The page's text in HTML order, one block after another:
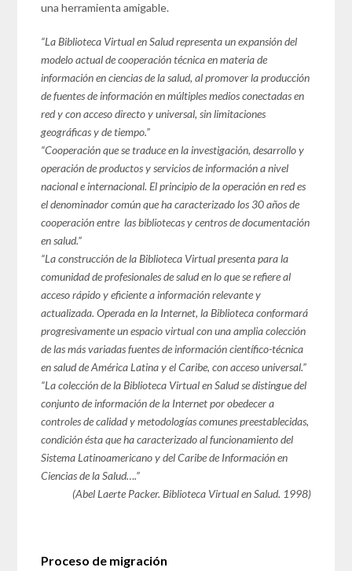
una herramienta amigable.
“La Biblioteca Virtual en Salud representa un expansión del
modelo actual de cooperación técnica en materia de
información en ciencias de la salud, al promover la producción
de fuentes de información en múltiples medios conectadas en
red y con acceso directo y universal, sin limitaciones
geográficas y de tiempo.”
“Cooperación que se traduce en la investigación, desarrollo y
operación de productos y servicios de información a nivel
nacional e internacional. El principio de la operación en red es
el denominador común que ha caracterizado los 30 años de
cooperación entre las bibliotecas y centros de documentación
en salud.”
“La construcción de la Biblioteca Virtual presenta para la
comunidad de profesionales de salud en lo que se refiere al
acceso rápido y eficiente a información relevante y
actualizada. Operada en la Internet, la Biblioteca conformará
progresivamente un espacio virtual con una amplia colección
de las más variadas fuentes de información científico-técnica
en salud de América Latina y el Caribe, con acceso universal.”
“La colección de la Biblioteca Virtual en Salud se distingue del
conjunto de información de la Internet por obedecer a
controles de calidad y metodologías comunes preestablecidas,
condición ésta que ha caracterizado al funcionamiento del
Sistema Latinoamericano y del Caribe de Información en
Ciencias de la Salud….”
(Abel Laerte Packer. Biblioteca Virtual en Salud. 1998)
Proceso de migración